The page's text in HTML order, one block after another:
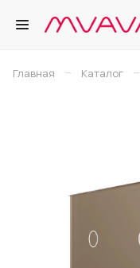
Главная – Каталог –